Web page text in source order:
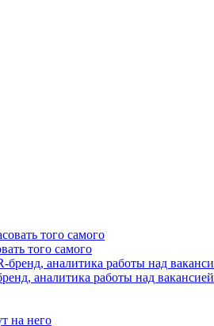
того самого
аналитика работы над вакансией